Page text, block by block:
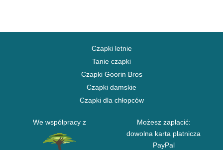
Czapki letnie
Tanie czapki
Czapki Goorin Bros
Czapki damskie
Czapki dla chłopców
We współpracy z
Możesz zapłacić:
dowolna karta płatnicza
PayPal